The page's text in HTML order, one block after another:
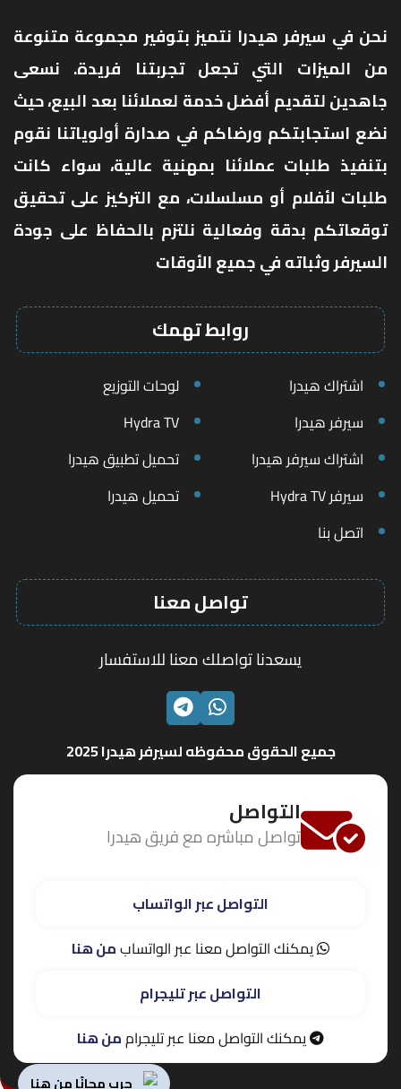
نحن في سيرفر هيدرا نتميز بتوفير مجموعة متنوعة
من الميزات التي تجعل تجربتنا فريدة. نسعى
جاهدين لتقديم أفضل خدمة لعملائنا بعد البيع، حيث
نضع استجابتكم ورضاكم في صدارة أولوياتنا نقوم
بتنفيذ طلبات عملائنا بمهنية عالية، سواء كانت
طلبات لأفلام أو مسلسلات، مع التركيز على تحقيق
توقعاتكم بدقة وفعالية نلتزم بالحفاظ على جودة
السيرفر وثباته في جميع الأوقات
روابط تهمك
اشتراك هيدرا
لوحات التوزيع
سيرفر هيدرا
Hydra TV
اشتراك سيرفر هيدرا
تحميل تطبيق هيدرا
سيرفر Hydra TV
تحميل هيدرا
اتصل بنا
تواصل معنا
يسعدنا تواصلك معنا للاستفسار
الواتسابتليجرام
جميع الحقوق محفوظه لسيرفر هيدرا 2025
التواصل
تواصل مباشره مع فريق هيدرا
التواصل عبر الواتساب
يمكنك التواصل معنا عبر الواتسابمن هنا
التواصل عبر تليجرام
يمكنك التواصل معنا عبر تليجراممن هنا
جرب مجانًا من هنا